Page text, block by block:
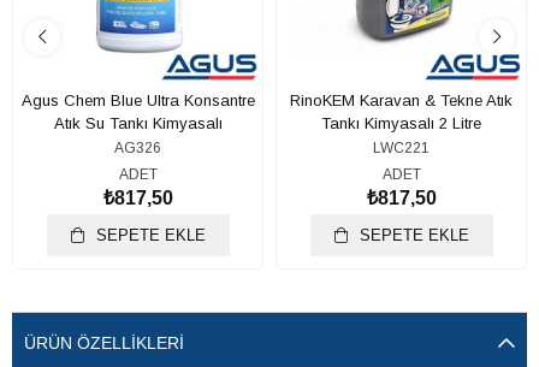
Agus Chem Blue Ultra Konsantre
Atık Su Tankı Kimyasalı
AG326
ADET
₺817,50
SEPETE EKLE
RinoKEM Karavan & Tekne Atık
Tankı Kimyasalı 2 Litre
LWC221
ADET
₺817,50
SEPETE EKLE
ÜRÜN ÖZELLIKLERI